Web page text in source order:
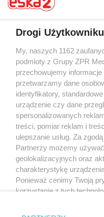
Żaden utwór zamieszczony w
rozpowszechniany lub dalej
tym także elektroniczny lub
eksploatacji w jakiejkolwiek
bez pisemnej zgody właściciela
wykorzystanie utworów w całości
bez właściwej zgody, jest
prawnie.
Nasze
Drogi
My, naszych 1162
podmioty z Grupy ZPR
przechowujemy
przetwarzamy dane
identyfikatory,
urządzenie czy dane
spersonalizowanych
treści, pomiar reklam i
ulepszanie usług. Za
Partnerzy możemy
geolokalizacyjnych oraz
charakterystykę
Ponieważ cenimy Twoją
korzystanie z tych
zmienić/wycofać klikając